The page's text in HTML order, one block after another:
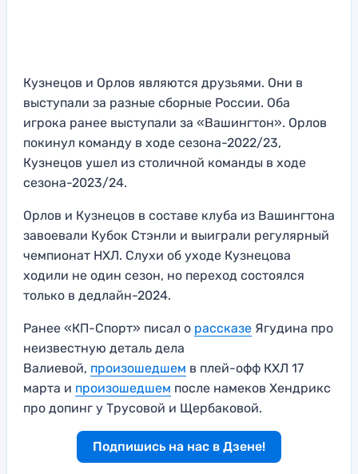
Кузнецов и Орлов являются друзьями. Они в
выступали за разные сборные России. Оба
игрока ранее выступали за «Вашингтон». Орлов
покинул команду в ходе сезона-2022/23,
Кузнецов ушел из столичной команды в ходе
сезона-2023/24.
Орлов и Кузнецов в составе клуба из Вашингтона
завоевали Кубок Стэнли и выиграли регулярный
чемпионат НХЛ. Слухи об уходе Кузнецова
ходили не один сезон, но переход состоялся
только в дедлайн-2024.
Ранее «КП-Спорт» писал о рассказе Ягудина про
неизвестную деталь дела
Валиевой, произошедшем в плей-офф КХЛ 17
марта и произошедшем после намеков Хендрикс
про допинг у Трусовой и Щербаковой.
Подпишись на нас в Дзене!